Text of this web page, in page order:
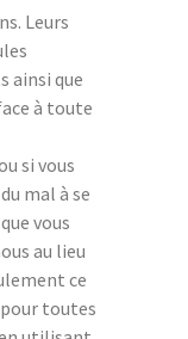
Leurs
ainsi que
à toute
si vous
mal à se
vous
au lieu
ce
toutes